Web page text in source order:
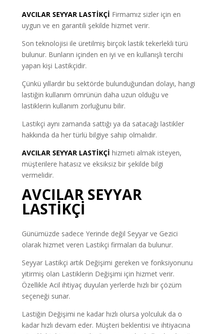
AVCILAR SEYYAR LASTİKÇİ Firmamız sizler için en
uygun ve en garantili şekilde hizmet verir.
Son teknolojisi ile üretilmiş birçok lastik tekerlekli türü
bulunur. Bunların içinden en iyi ve en kullanışlı tercihi
yapan kişi Lastikçidir.
Çünkü yıllardır bu sektörde bulunduğundan dolayı, hangi
lastiğin kullanım ömrünün daha uzun olduğu ve
lastiklerin kullanım zorluğunu bilir.
Lastikçi aynı zamanda sattığı ya da satacağı lastikler
hakkında da her türlü bilgiye sahip olmalıdır.
AVCILAR SEYYAR LASTİKÇİ hizmeti almak isteyen,
müşterilere hatasız ve eksiksiz bir şekilde bilgi
vermelidir.
AVCILAR SEYYAR
LASTİKÇİ
Günümüzde sadece Yerinde değil Seyyar ve Gezici
olarak hizmet veren Lastikçi firmaları da bulunur.
Seyyar Lastikçi artık Değişimi gereken ve fonksiyonunu
yitirmiş olan Lastiklerin Değişimi için hizmet verir.
Özellikle Acil ihtiyaç duyulan yerlerde hızlı bir çözüm
seçeneği sunar.
Lastiğin Değişimi ne kadar hızlı olursa yolculuk da o
kadar hızlı devam eder. Müşteri beklentisi ve ihtiyacına